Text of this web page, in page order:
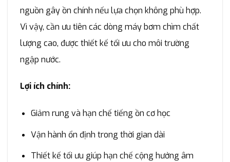
nguồn gây ồn chính nếu lựa chọn không phù hợp.
Vì vậy, cần ưu tiên các dòng máy bơm chìm chất
lượng cao, được thiết kế tối ưu cho môi trường
ngập nước.
Lợi ích chính:
Giảm rung và hạn chế tiếng ồn cơ học
Vận hành ổn định trong thời gian dài
Thiết kế tối ưu giúp hạn chế cộng hưởng âm